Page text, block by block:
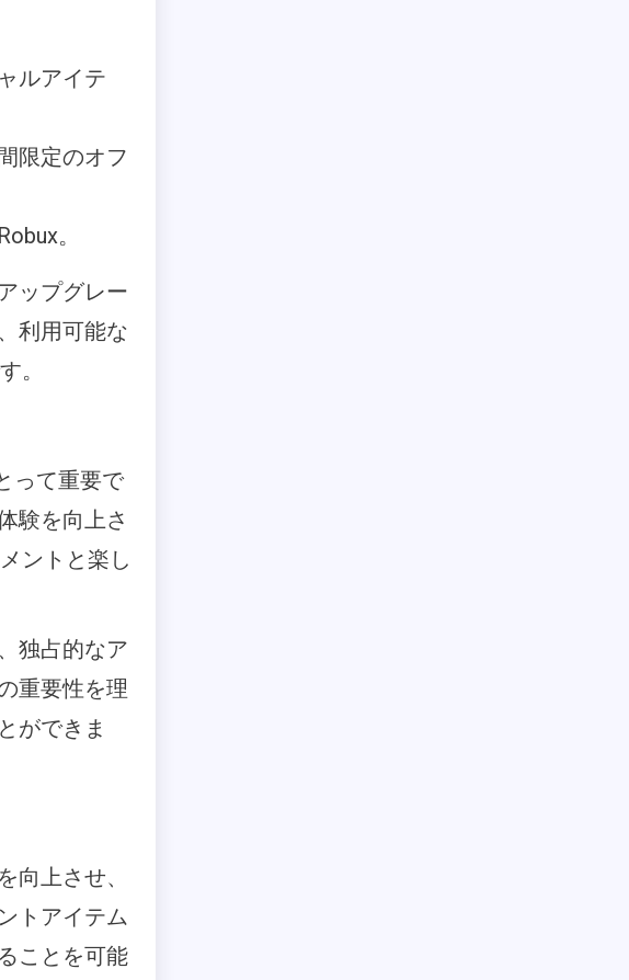
ルアイテ
限定のオフ
。
ップグレー
利用可能な
。
って重要で
験を向上さ
ントと楽し
独占的なア
重要性を理
ができま
向上させ、
トアイテム
ことを可能